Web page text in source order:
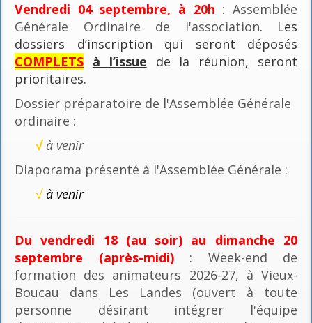
Vendredi 04 septembre, à 20h : Assemblée
Générale Ordinaire de l'association. Les
dossiers d’inscription qui seront déposés
COMPLETS à l’issue de la réunion, seront
prioritaires.
Dossier préparatoire de l'Assemblée Générale
ordinaire :
√ à venir
Diaporama présenté à l'Assemblée Générale :
√à venir
Du vendredi 18 (au soir) au dimanche 20
septembre (après-midi): Week-end de
formation des animateurs 2026-27, à Vieux-
Boucau dans Les Landes (ouvert à toute
personne désirant intégrer l'équipe